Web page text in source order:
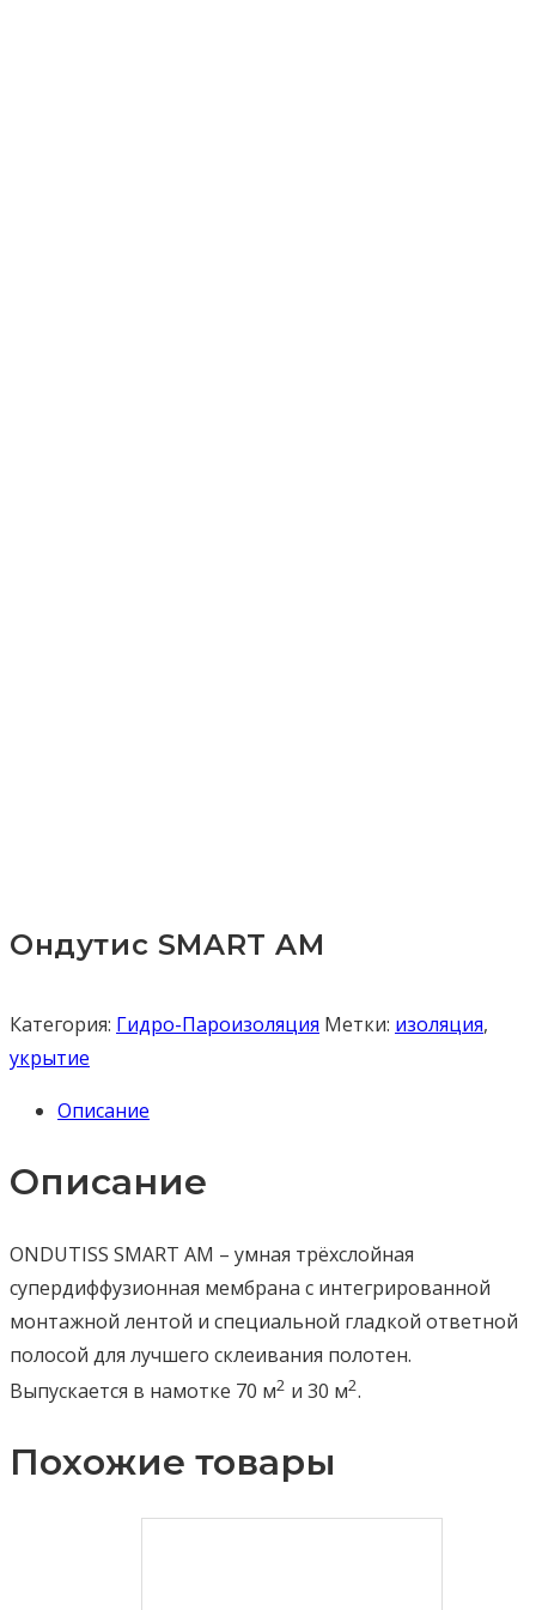
Ондутис SMART AM
Категория: Гидро-Пароизоляция Метки: изоляция,
укрытие
Описание
Описание
ONDUTISS SMART AM – умная трёхслойная
супердиффузионная мембрана с интегрированной
монтажной лентой и специальной гладкой ответной
полосой для лучшего склеивания полотен.
Выпускается в намотке 70 м2 и 30 м2.
Похожие товары